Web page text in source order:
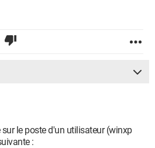
le poste d'un utilisateur (winxp
: